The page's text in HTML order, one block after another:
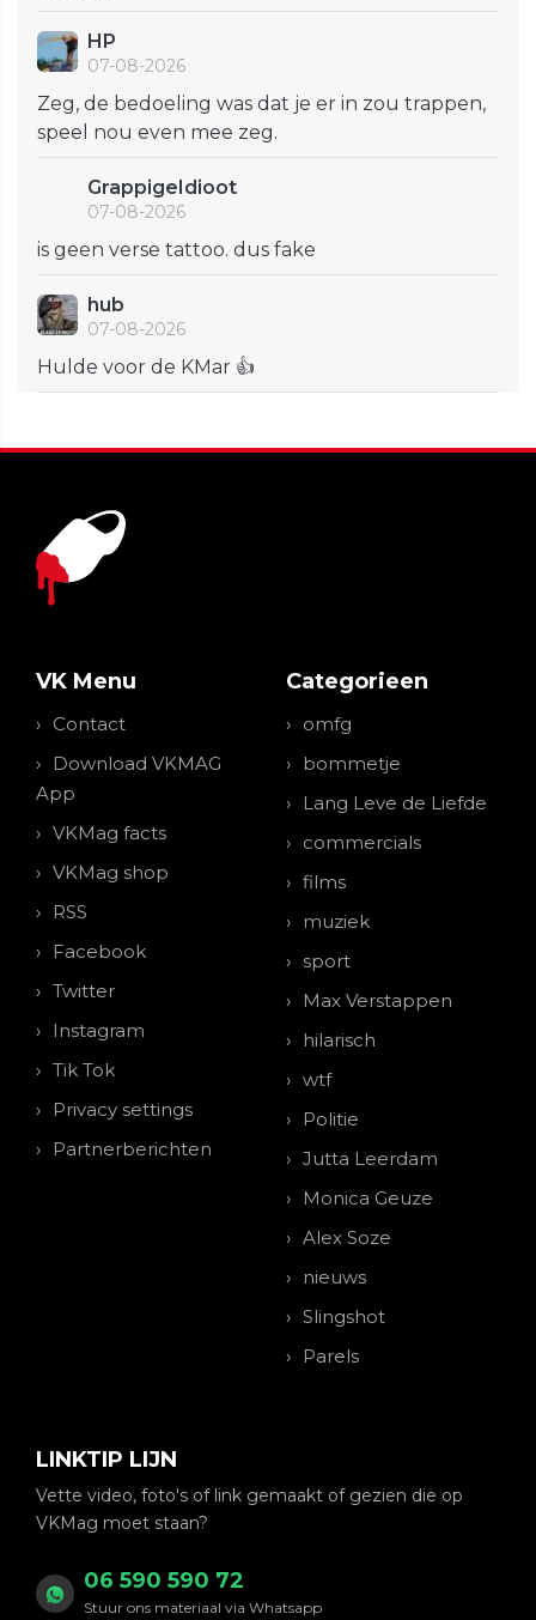
HP
07-08-2026
Zeg, de bedoeling was dat je er in zou trappen,
speel nou even mee zeg.
GrappigeIdioot
07-08-2026
is geen verse tattoo. dus fake
hub
07-08-2026
Hulde voor de KMar 👍
VK Menu
Contact
Download VKMAG
App
VKMag facts
VKMag shop
RSS
Facebook
Twitter
Instagram
Tik Tok
Privacy settings
Partnerberichten
Categorieen
omfg
bommetje
Lang Leve de Liefde
commercials
films
muziek
sport
Max Verstappen
hilarisch
wtf
Politie
Jutta Leerdam
Monica Geuze
Alex Soze
nieuws
Slingshot
Parels
LINKTIP LIJN
Vette video, foto's of link gemaakt of gezien die op
VKMag moet staan?
06 590 590 72
Stuur ons materiaal via Whatsapp